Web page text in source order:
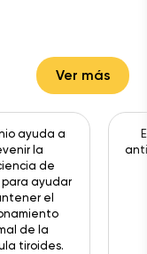
Ver más
ayuda a
la
de
para ayudar
el
de la
tiroides.